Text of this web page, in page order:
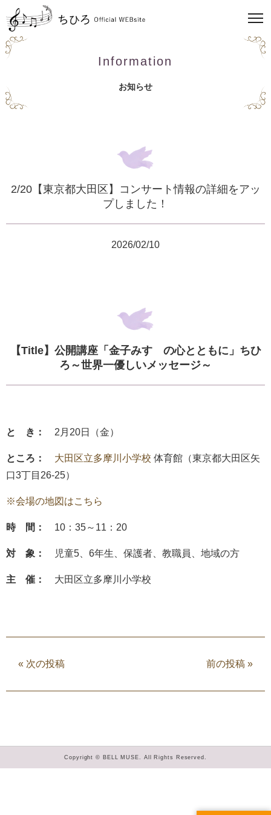
Information
お知らせ
2/20【東京都大田区】コンサート情報の詳細をアッ
プしました！
2026/02/10
【Title】公開講座「金子みすゞの心とともに」ちひ
ろ～世界一優しいメッセージ～
と き： 2月20日（金）
ところ： 大田区立多摩川小学校 体育館（東京都大田区矢
口3丁目26-25）
※会場の地図はこちら
時 間： 10：35～11：20
対 象： 児童5、6年生、保護者、教職員、地域の方
主 催： 大田区立多摩川小学校
« 次の投稿 前の投稿 »
Copyright © BELL MUSE. All Rights Reserved.